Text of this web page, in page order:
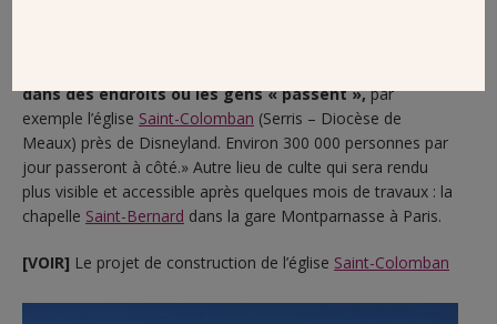
dans des endroits où les gens « passent »,par
exemple l’église Saint-Colomban (Serris – Diocèse de
Meaux) près de Disneyland. Environ 300 000 personnes par
jour passeront à côté.» Autre lieu de culte qui sera rendu
plus visible et accessible après quelques mois de travaux : la
chapelle Saint-Bernard dans la gare Montparnasse à Paris.
[VOIR] Le projet de construction de l’église Saint-Colomban